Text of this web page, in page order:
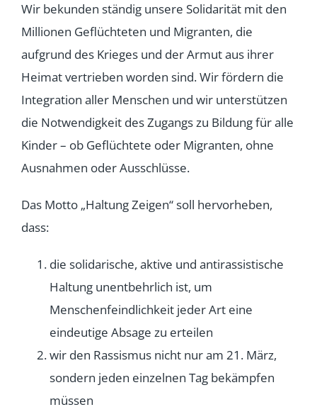
Wir bekunden ständig unsere Solidarität mit den
Millionen Geflüchteten und Migranten, die
aufgrund des Krieges und der Armut aus ihrer
Heimat vertrieben worden sind. Wir fördern die
Integration aller Menschen und wir unterstützen
die Notwendigkeit des Zugangs zu Bildung für alle
Kinder – ob Geflüchtete oder Migranten, ohne
Ausnahmen oder Ausschlüsse.
Das Motto „Haltung Zeigen“ soll hervorheben,
dass:
die solidarische, aktive und antirassistische
Haltung unentbehrlich ist, um
Menschenfeindlichkeit jeder Art eine
eindeutige Absage zu erteilen
wir den Rassismus nicht nur am 21. März,
sondern jeden einzelnen Tag bekämpfen
müssen